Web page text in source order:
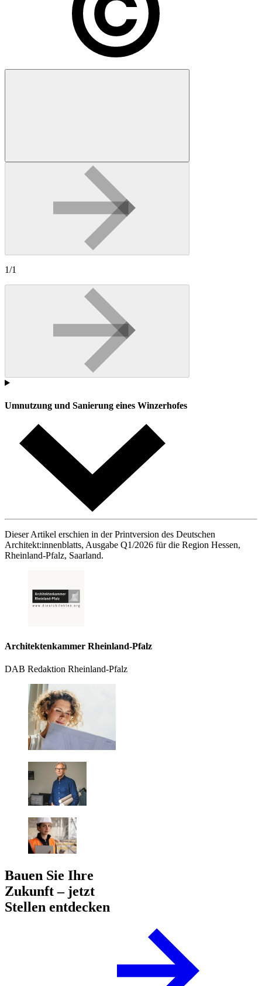
1/1
Umnutzung und Sanierung eines Winzerhofes
Dieser Artikel erschien in der Printversion des Deutschen
Architekt:innenblatts, Ausgabe Q1/2026 für die Region Hessen,
Rheinland-Pfalz, Saarland.
Architektenkammer Rheinland-Pfalz
DAB Redaktion Rheinland-Pfalz
Bauen Sie Ihre
Zukunft – jetzt
Stellen entdecken